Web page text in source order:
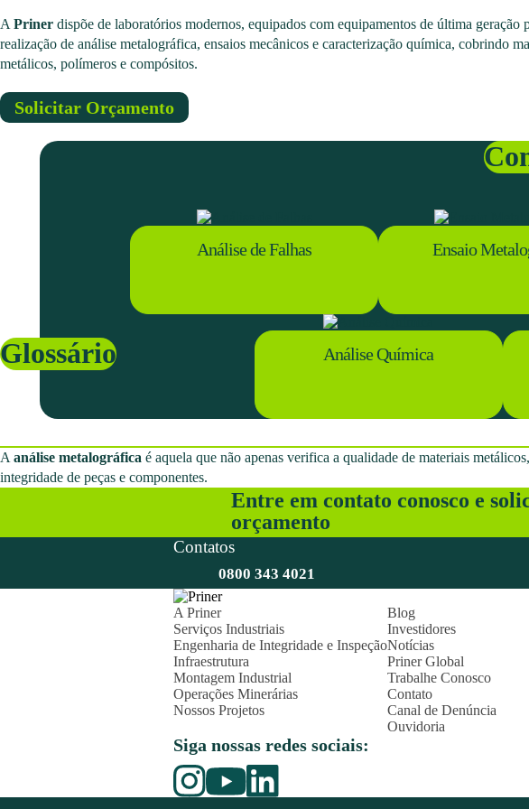
A Priner dispõe de laboratórios modernos, equipados com equipamentos de última geração
realização de análise metalográfica, ensaios mecânicos e caracterização química, cobrindo
metálicos, polímeros e compósitos.
Solicitar Orçamento
Análise de Falhas Ensaio
Análise Química
Glossário
A análise metalográfica é aquela que não apenas verifica a qualidade de materiais
integridade de peças e componentes.
Entre em contato conosco e
orçamento
Contatos
0800 343 4021
A Priner
Serviços Industriais
Engenharia de Integridade e Inspeção
Infraestrutura
Montagem Industrial
Operações Minerárias
Nossos Projetos
Blog
Investidores
Notícias
Priner Global
Trabalhe Conosco
Contato
Canal de Denúncia
Ouvidoria
Siga nossas redes sociais: